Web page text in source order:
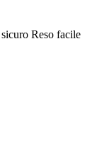
Reso facile